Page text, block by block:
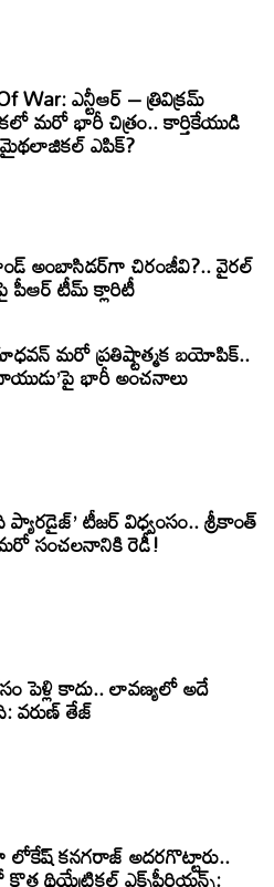
War: ఎన్టీఆర్ – త్రివిక్రమ్
మరో భారీ చిత్రం.. కార్తికేయుడి
ఎపిక్?
అంబాసిడర్‌గా చిరంజీవి?.. వైరల్
పీఆర్ టీమ్ క్లారిటీ
మరో ప్రతిష్టాత్మక బయోపిక్..
భారీ అంచనాలు
ప్యారడైజ్’ టీజర్ విధ్వంసం.. శ్రీకాంత్
సంచలనానికి రెడీ!
పెళ్లి కాదు.. లావణ్యలో అదే
వరుణ్ తేజ్
కనగరాజ్ అదరగొట్టారు..